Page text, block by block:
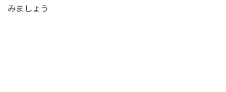
みましょう